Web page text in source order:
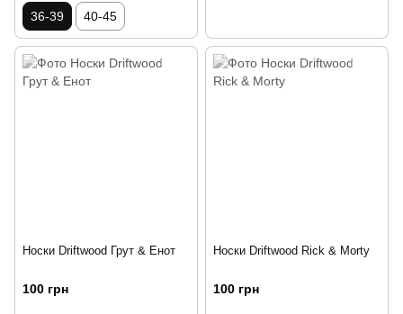
36-39 40-45
Носки Driftwood Грут & Енот
100 грн
Носки Driftwood Rick & Morty
100 грн